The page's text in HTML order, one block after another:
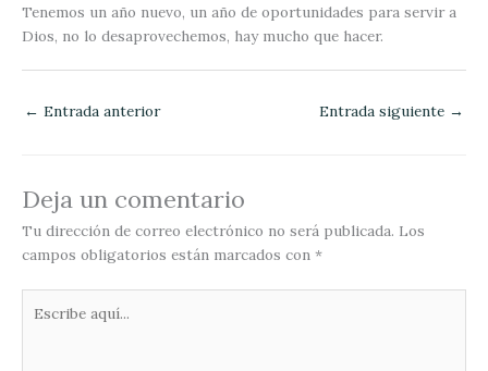
Tenemos un año nuevo, un año de oportunidades para servir a
Dios, no lo desaprovechemos, hay mucho que hacer.
← Entrada anterior Entrada siguiente →
Deja un comentario
Tu dirección de correo electrónico no será publicada. Los
campos obligatorios están marcados con *
aquí...